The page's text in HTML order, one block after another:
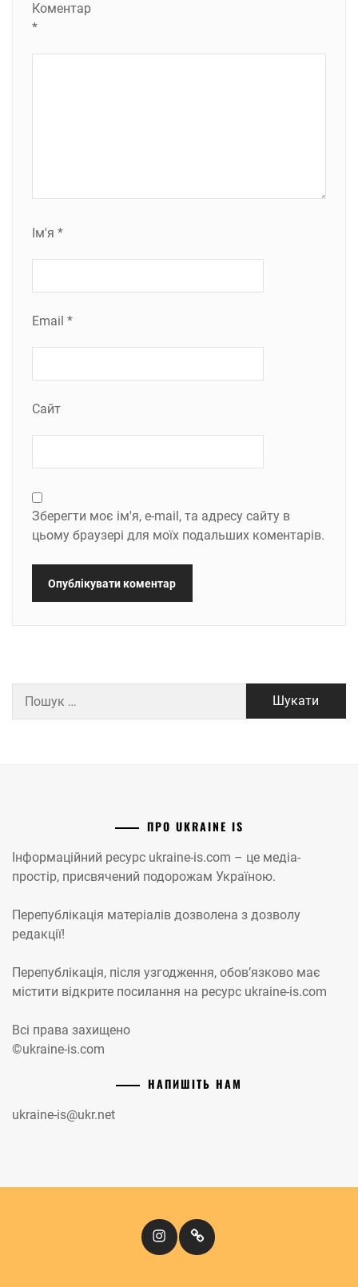
Коментар
*
Ім'я *
Email *
Сайт
Зберегти моє ім'я, e-mail, та адресу сайту в
цьому браузері для моїх подальших коментарів.
ПРО UKRAINE IS
Інформаційний ресурс ukraine-is.com – це медіа-
простір, присвячений подорожам Україною.
Перепублікація матеріалів дозволена з дозволу
редакції!
Перепублікація, після узгодження, обов’язково має
містити відкрите посилання на ресурс ukraine-is.com
Всі права захищено
©ukraine-is.com
НАПИШІТЬ НАМ
ukraine-is@ukr.net
InstagramКіномандри